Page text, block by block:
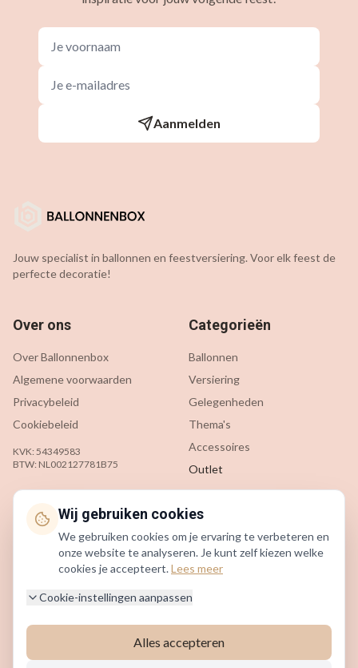
Aanmelden
Jouw specialist in ballonnen en feestversiering. Voor elk feest de
perfecte decoratie!
Over ons
Over Ballonnenbox
Algemene voorwaarden
Privacybeleid
Cookiebeleid
KVK: 54349583
BTW: NL002127781B75
Categorieën
Ballonnen
Versiering
Gelegenheden
Thema's
Accessoires
Outlet
Klantenservice
Veelgestelde vragen
Contact
info@ballonnenbox.nl
085 200 7442
Wij gebruiken cookies
We gebruiken cookies om je ervaring te verbeteren en
onze website te analyseren. Je kunt zelf kiezen welke
cookies je accepteert.Lees meer
Cookie-instellingen aanpassen
Alles accepteren